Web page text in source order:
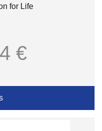
for Life
€